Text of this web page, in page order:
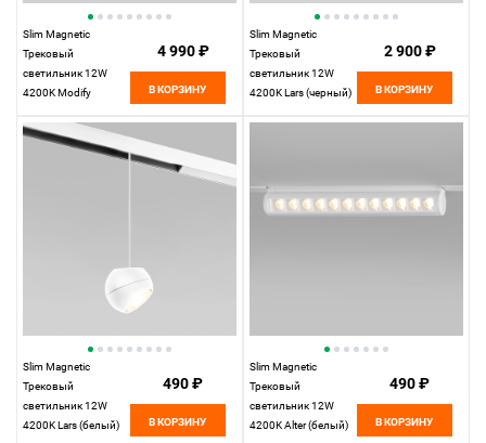
Slim Magnetic
Трековый
светильник 12W
4200K Modify
Elektrostandard
4 990 ₽
В КОРЗИНУ
Slim Magnetic
Трековый
светильник 12W
4200K Lars (черный)
2 900 ₽
В КОРЗИНУ
Slim Magnetic
Трековый
светильник 12W
4200K Lars (белый)
490 ₽
В КОРЗИНУ
Slim Magnetic
Трековый
светильник 12W
4200K Alter (белый)
490 ₽
В КОРЗИНУ